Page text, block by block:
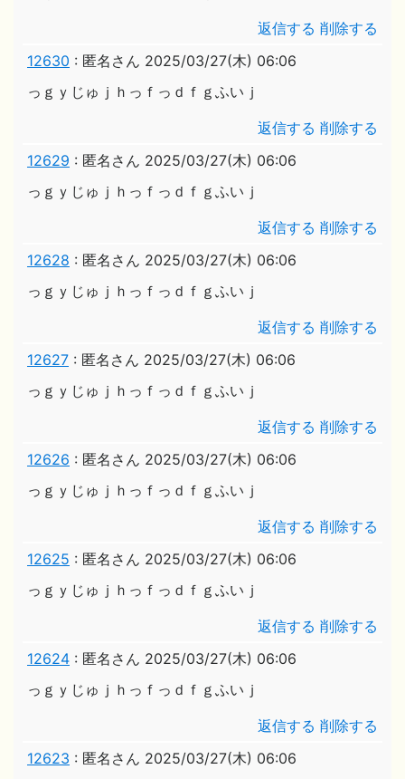
返信する 削除する
12630 : 匿名さん 2025/03/27(木) 06:06
っｇｙじゅｊｈっｆっｄｆｇふいｊ
返信する 削除する
12629 : 匿名さん 2025/03/27(木) 06:06
っｇｙじゅｊｈっｆっｄｆｇふいｊ
返信する 削除する
12628 : 匿名さん 2025/03/27(木) 06:06
っｇｙじゅｊｈっｆっｄｆｇふいｊ
返信する 削除する
12627 : 匿名さん 2025/03/27(木) 06:06
っｇｙじゅｊｈっｆっｄｆｇふいｊ
返信する 削除する
12626 : 匿名さん 2025/03/27(木) 06:06
っｇｙじゅｊｈっｆっｄｆｇふいｊ
返信する 削除する
12625 : 匿名さん 2025/03/27(木) 06:06
っｇｙじゅｊｈっｆっｄｆｇふいｊ
返信する 削除する
12624 : 匿名さん 2025/03/27(木) 06:06
っｇｙじゅｊｈっｆっｄｆｇふいｊ
返信する 削除する
12623 : 匿名さん 2025/03/27(木) 06:06